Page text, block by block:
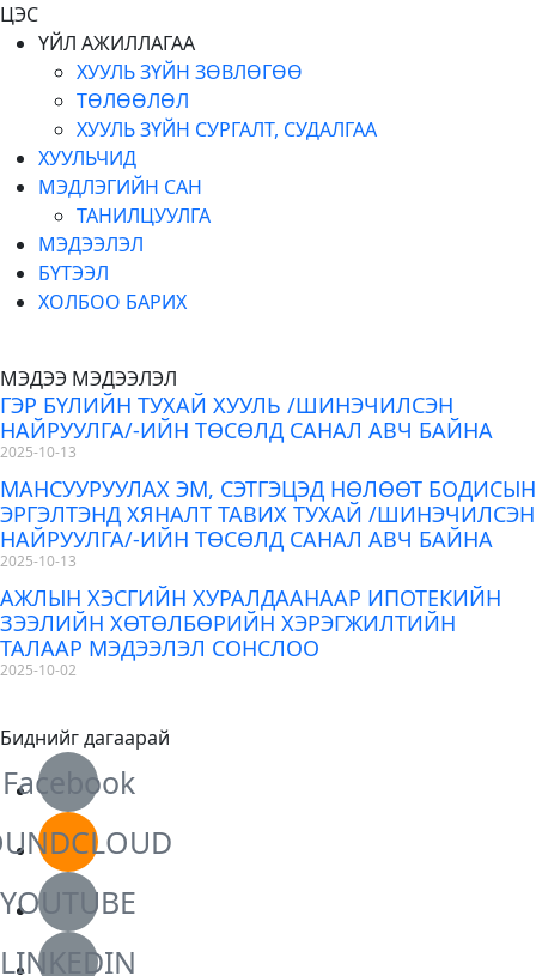
ЦЭС
ҮЙЛ АЖИЛЛАГАА
ХУУЛЬ ЗҮЙН ЗӨВЛӨГӨӨ
ТӨЛӨӨЛӨЛ
ХУУЛЬ ЗҮЙН СУРГАЛТ, СУДАЛГАА
ХУУЛЬЧИД
МЭДЛЭГИЙН САН
ТАНИЛЦУУЛГА
МЭДЭЭЛЭЛ
БҮТЭЭЛ
ХОЛБОО БАРИХ
МЭДЭЭ МЭДЭЭЛЭЛ
ГЭР БҮЛИЙН ТУХАЙ ХУУЛЬ /ШИНЭЧИЛСЭН
НАЙРУУЛГА/-ИЙН ТӨСӨЛД САНАЛ АВЧ БАЙНА
2025-10-13
МАНСУУРУУЛАХ ЭМ, СЭТГЭЦЭД НӨЛӨӨТ БОДИСЫН
ЭРГЭЛТЭНД ХЯНАЛТ ТАВИХ ТУХАЙ /ШИНЭЧИЛСЭН
НАЙРУУЛГА/-ИЙН ТӨСӨЛД САНАЛ АВЧ БАЙНА
2025-10-13
АЖЛЫН ХЭСГИЙН ХУРАЛДААНААР ИПОТЕКИЙН
ЗЭЭЛИЙН ХӨТӨЛБӨРИЙН ХЭРЭГЖИЛТИЙН
ТАЛААР МЭДЭЭЛЭЛ СОНСЛОО
2025-10-02
Биднийг дагаарай
Facebook
YOUTUBE
LINKEDIN